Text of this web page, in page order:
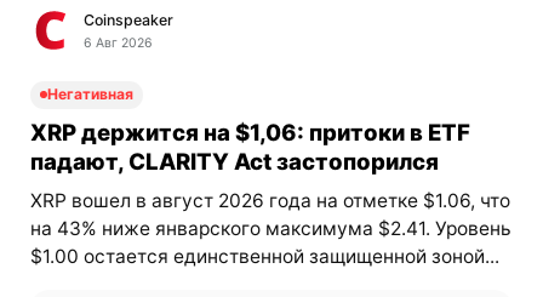
Coinspeaker
6 Авг 2026
Негативная
XRP держится на $1,06: притоки в ETF
падают, CLARITY Act застопорился
XRP вошел в август 2026 года на отметке $1.06, что
на 43% ниже январского максимума $2.41. Уровень
$1.00 остается единственной защищенной зоной...